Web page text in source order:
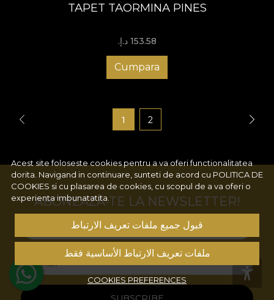
TAPET TAORMINA PINES
153.58 د.إ.‏
Cumpara
1 2
Acest site foloseste cookies pentru a va oferi functionalitatea
dorita. Navigand in continuare, sunteti de acord cu POLITICA DE
COOKIES si cu plasarea de cookies, cu scopul de a va oferi o
experienta imbunatatita.
قبول جميع ملفات تعريف الارتباط
ملفات تعريف الارتباط الأساسية فقط
COOKIES PREFERENCES
ABONEAZĂ-TE LA NEWSLETTER!
Email